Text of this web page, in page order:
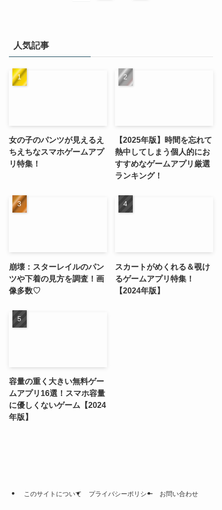
人気記事
女の子のパンツが見えるえ
ちえちなスマホゲームアプ
リ特集！
【2025年版】時間を忘れて
熱中してしまう個人的にお
すすめなゲームアプリ厳選
ランキング！
崩壊：スターレイルのパン
ツや下着の見方を調査！画
像多数♡
スカートがめくれる＆覗け
るゲームアプリ特集！
【2024年版】
容量の重く大きい無料ゲー
ムアプリ16選！スマホ容量
に優しくないゲーム【2024
年版】
このサイトについて プライバシーポリシー お問い合わせ